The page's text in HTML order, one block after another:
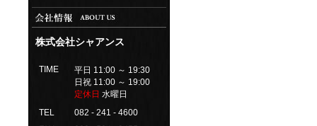
株式会社シャアンス
TIME
平日 11:00 ～ 19:30
日祝 11:00 ～ 19:00
定休日 水曜日
TEL
082 - 241 - 4600